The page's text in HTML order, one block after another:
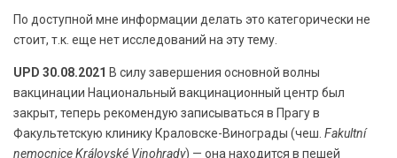
По доступной мне информации делать это категорически не
стоит, т.к. еще нет исследований на эту тему.
UPD 30.08.2021 В силу завершения основной волны
вакцинации Национальный вакцинационный центр был
закрыт, теперь рекомендую записываться в Прагу в
Факультетскую клинику Краловске-Винограды (чеш. Fakultní
nemocnice Královské Vinohrady) — она находится в пешей